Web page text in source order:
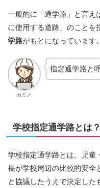
一般的に「通学路」と言え
に使用する道路」のことを
学路がもとになっています。
カミノ
指定通学路と
学校指定通学路とは？
学校指定通学路とは、児童
長が学校周辺の比較的安全
と協議したうえで決定した